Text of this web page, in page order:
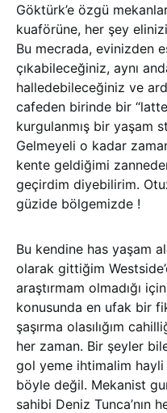
Göktürk’e özgü
kuaförüne, her şey
Bu mecrada, evinizden
çıkabileceğiniz, aynı
halledebileceğiniz ve
cafeden birinde bir
kurgulanmış bir yaşam
Gelmeyeli o kadar
kente geldiğimi
geçirdim diyebilirim.
güzide bölgemizde !
Bu kendine has yaşam
olarak gittiğim
araştırmam olmadığı
konusunda en ufak bir
şaşırma olasılığım
her zaman. Bir şeyler
gol yeme ihtimalim
böyle değil. Mekanist
sahibi Deniz Tunca’nın